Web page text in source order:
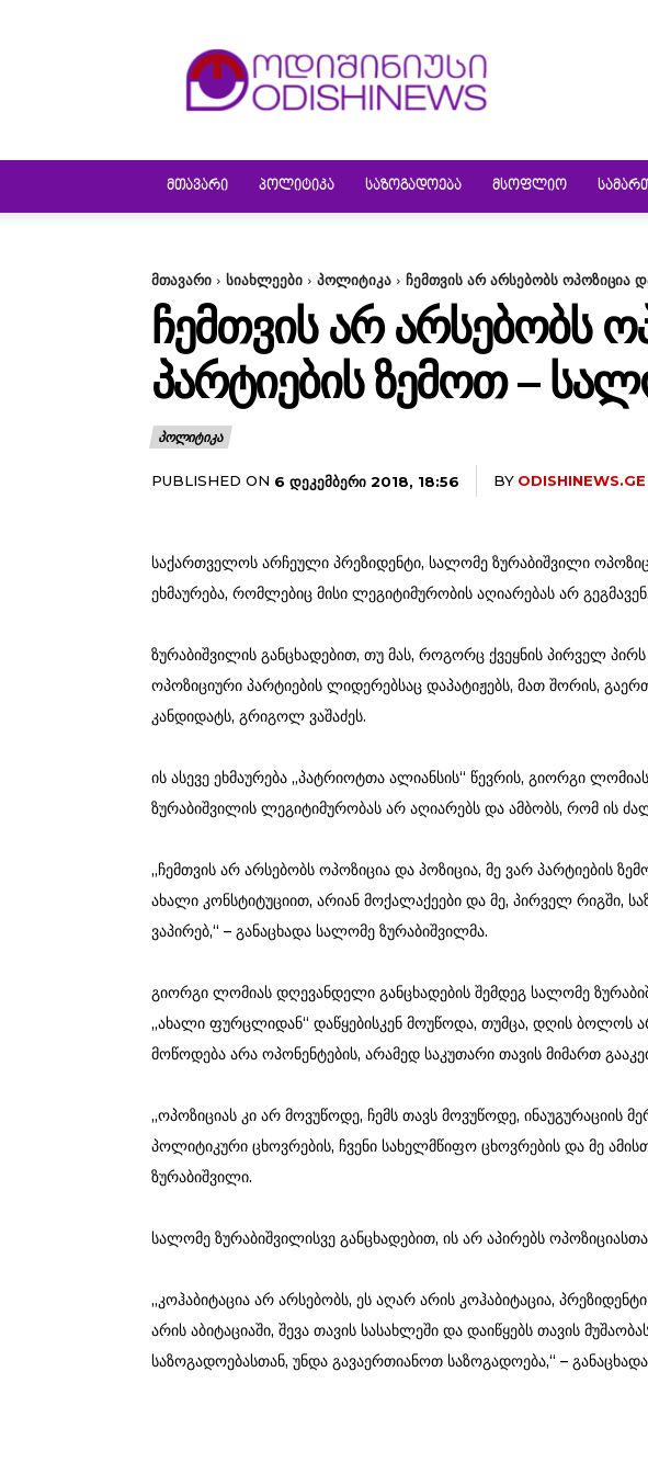
ᲛᲗᲐᲕᲐᲠᲘ ᲞᲝᲚᲘᲢᲘᲙᲐ ᲡᲐᲖᲝᲒᲐᲓᲝᲔᲑᲐ ᲛᲡᲝᲤᲚᲘᲝ
მთავარი სიახლეები პოლიტიკა ჩემთვის არ არსებობს ოპოზიცია
ᲩᲔᲛᲗᲕᲘᲡ ᲐᲠ ᲐᲠᲡᲔᲑᲝᲑᲡ
ᲞᲐᲠᲢᲘᲔᲑᲘᲡ ᲖᲔᲛᲝᲗ –
ᲞᲝᲚᲘᲢᲘᲙᲐ
PUBLISHED ON 6 ᲓᲔᲙᲔᲛᲑᲔᲠᲘ 2018, 18:56 BY ODISHINEWS.GE
საქართველოს არჩეული პრეზიდენტი, სალომე ზურაბიშვილი
ეხმაურება, რომლებიც მისი ლეგიტიმურობის აღიარებას არ გეგმავენ.
ზურაბიშვილის განცხადებით, თუ მას, როგორც ქვეყნის პირველ პირს
ოპოზიციური პარტიების ლიდერებსაც დაპატიჟებს, მათ შორის,
კანდიდატს, გრიგოლ ვაშაძეს.
ის ასევე ეხმაურება „პატრიოტთა ალიანსის“ წევრის, გიორგი
ზურაბიშვილის ლეგიტიმურობას არ აღიარებს და ამბობს, რომ ის
„ჩემთვის არ არსებობს ოპოზიცია და პოზიცია, მე ვარ პარტიების
ახალი კონსტიტუციით, არიან მოქალაქეები და მე, პირველ რიგში,
ვაპირებ,“ – განაცხადა სალომე ზურაბიშვილმა.
გიორგი ლომიას დღევანდელი განცხადების შემდეგ სალომე
„ახალი ფურცლიდან“ დაწყებისკენ მოუწოდა, თუმცა, დღის ბოლოს
მოწოდება არა ოპონენტების, არამედ საკუთარი თავის მიმართ
„ოპოზიციას კი არ მოვუწოდე, ჩემს თავს მოვუწოდე, ინაუგურაციის
პოლიტიკური ცხოვრების, ჩვენი სახელმწიფო ცხოვრების და მე
ზურაბიშვილი.
სალომე ზურაბიშვილისვე განცხადებით, ის არ აპირებს
„კოჰაბიტაცია არ არსებობს, ეს აღარ არის კოჰაბიტაცია,
არის აბიტაციაში, შევა თავის სასახლეში და დაიწყებს თავის
საზოგადოებასთან, უნდა გავაერთიანოთ საზოგადოება,“ –